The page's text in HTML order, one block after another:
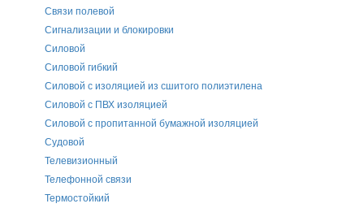
Связи полевой
Сигнализации и блокировки
Силовой
Силовой гибкий
Силовой с изоляцией из сшитого полиэтилена
Силовой с ПВХ изоляцией
Силовой с пропитанной бумажной изоляцией
Судовой
Телевизионный
Телефонной связи
Термостойкий